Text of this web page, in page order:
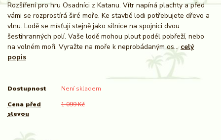
Rozšíření pro hru Osadníci z Katanu. Vítr napíná plachty a před
vámi se rozprostírá širé moře. Ke stavbě lodi potřebujete dřevo a
vlnu. Lodě se mísťují stejně jako silnice na spojnici dvou
šestihranných polí. Vaše lodě mohou plout podél pobřeží, nebo
na volném moři. Vyražte na moře k neprobádaným os... celý
popis
Dostupnost Není skladem
Cena před
slevou
1 099 Kč